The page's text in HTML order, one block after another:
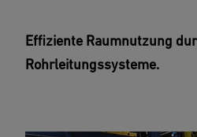
Effiziente Raumnutzung
Rohrleitungssysteme.